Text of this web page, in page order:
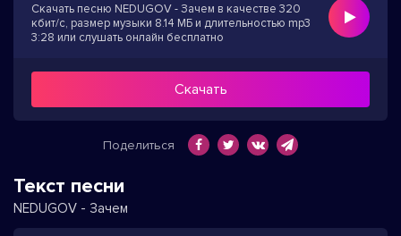
Скачать песню NEDUGOV - Зачем в качестве 320
кбит/с, размер музыки 8.14 МБ и длительностью mp3
3:28 или слушать онлайн бесплатно
Скачать
Поделиться
Текст песни
NEDUGOV - Зачем